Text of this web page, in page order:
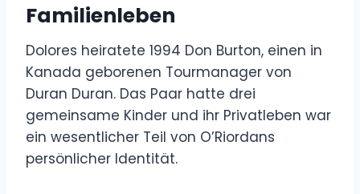
Familienleben
Dolores heiratete 1994 Don Burton, einen in
Kanada geborenen Tourmanager von
Duran Duran. Das Paar hatte drei
gemeinsame Kinder und ihr Privatleben war
ein wesentlicher Teil von O’Riordans
persönlicher Identität.